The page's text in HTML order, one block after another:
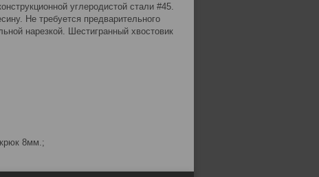
углеродистой стали #45.
Не требуется предварительного
нарезкой. Шестигранный хвостовик
8мм.;